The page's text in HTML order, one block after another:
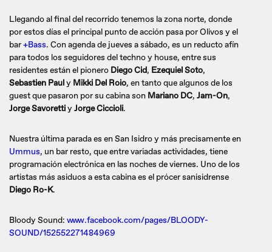
Llegando al final del recorrido tenemos la zona norte, donde
por estos días el principal punto de acción pasa por Olivos y el
bar+Bass. Con agenda de jueves a sábado, es un reducto afín
para todos los seguidores del techno y house, entre sus
residentes están el pionero Diego Cid, Ezequiel Soto,
Sebastien Pauly Mikki Del Roio, en tanto que algunos de los
guest que pasaron por su cabina son Mariano DC, Jam-On,
Jorge SavorettiyJorge Ciccioli.
Nuestra última parada es en San Isidro y más precisamente en
Ummus, un bar resto, que entre variadas actividades, tiene
programación electrónica en las noches de viernes. Uno de los
artistas más asiduos a esta cabina es el prócer sanisidrense
Diego Ro-K.
Bloody Sound: www.facebook.com/pages/BLOODY-
SOUND/152552271484969